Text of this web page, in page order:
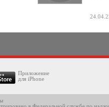
Приложение
для iPhone